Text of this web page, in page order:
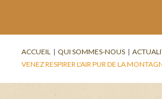
ACCUEIL | QUI SOMMES-NOUS |
VENEZ RESPIRER L'AIR PUR DE LA
souvenir
de